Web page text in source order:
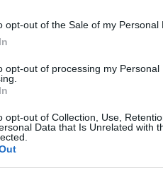
opt-out of the Sale of my Personal
opt-out of processing my Personal
opt-out of Collection, Use,
Data that Is Unrelated with
η πιο